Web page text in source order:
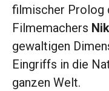
filmischer Prolog
Filmemachers
gewaltigen
Eingriffs in die
ganzen Welt.